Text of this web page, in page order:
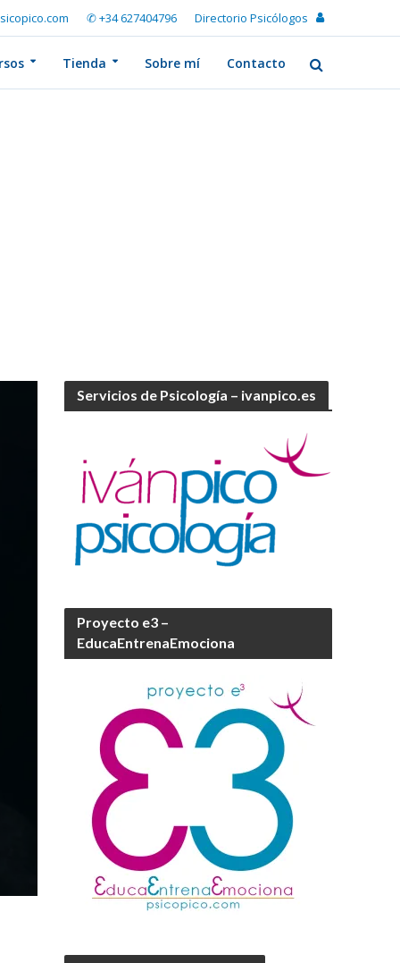
✆ +34 627404796 Directorio Psicólogos
Tienda Sobre mí Contacto
Servicios de Psicología – ivanpico.es
Proyecto e3 –
EducaEntrenaEmociona